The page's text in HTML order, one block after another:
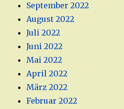
September 2022
August 2022
Juli 2022
Juni 2022
Mai 2022
April 2022
März 2022
Februar 2022